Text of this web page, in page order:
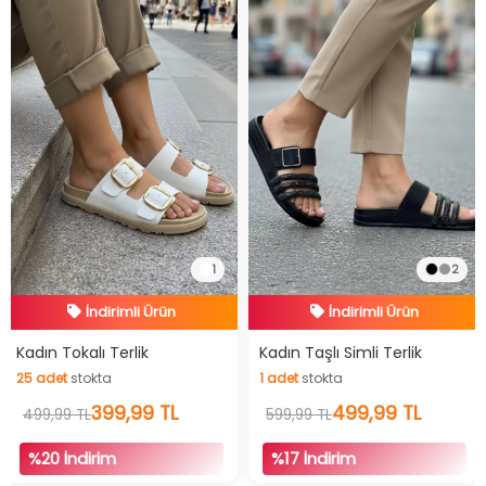
1
İndirimli Ürün
Hızlı Teslimat
İndirimli Ürün
Kadın Tokalı Terlik
25adetstokta
25 adetstokta
499,99 TL399,99 TL
%20 İndirim
2
İndirimli Ürün
Hızlı Teslimat
İndirimli Ürün
Kadın Taşlı Simli Terlik
1adetstokta
adetstokta
599,99 TL499,99 TL
%17 İndirim